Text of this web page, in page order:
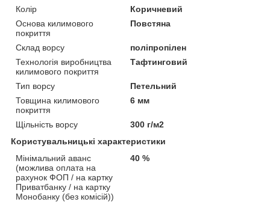
Колір
Коричневий
Основа килимового
покриття
Повстяна
Склад ворсу
поліпропілен
Технологія виробництва
килимового покриття
Тафтинговий
Тип ворсу
Петельний
Товщина килимового
покриття
6 мм
Щільність ворсу
300 г/м2
Користувальницькі характеристики
Мінімальний аванс
(можлива оплата на
рахунок ФОП / на картку
Приватбанку / на картку
Монобанку (без комісій))
40 %